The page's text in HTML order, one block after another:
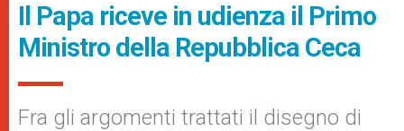
Il Papa riceve in udienza il Primo
Ministro della Repubblica Ceca
Fra gli argomenti trattati il disegno di